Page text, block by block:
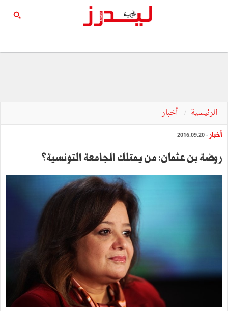
الرئيسية أخبار
أخبار - 2016.09.20
روضة بن عثمان: من يمتلك الجامعة التونسية؟